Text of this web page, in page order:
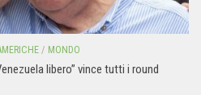
/ MONDO
libero” vince tutti i round